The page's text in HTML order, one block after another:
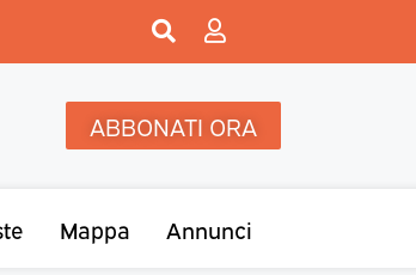
ABBONATI ORA
Mappa Annunci